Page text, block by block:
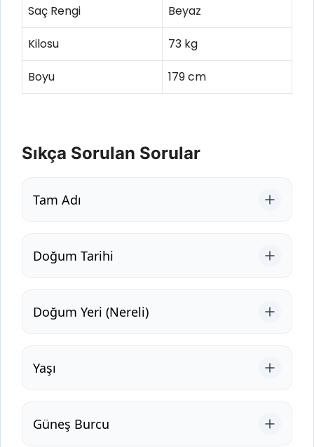
Saç Rengi Beyaz
Kilosu 73 kg
Boyu 179 cm
Sıkça Sorulan Sorular
Tam Adı
Doğum Tarihi
Doğum Yeri (Nereli)
Yaşı
Güneş Burcu